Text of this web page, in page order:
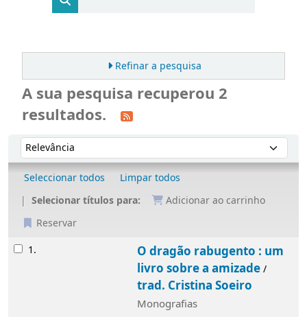
Refinar a pesquisa
A sua pesquisa recuperou 2
resultados.
Ordenar
Ordenar por:
Seleccionar todos
Limpar todos
Selecionar títulos para:
Adicionar ao carrinho
Reservar
Resultados
1.
O dragão rabugento : um
livro sobre a amizade/
trad. Cristina Soeiro
Monografias